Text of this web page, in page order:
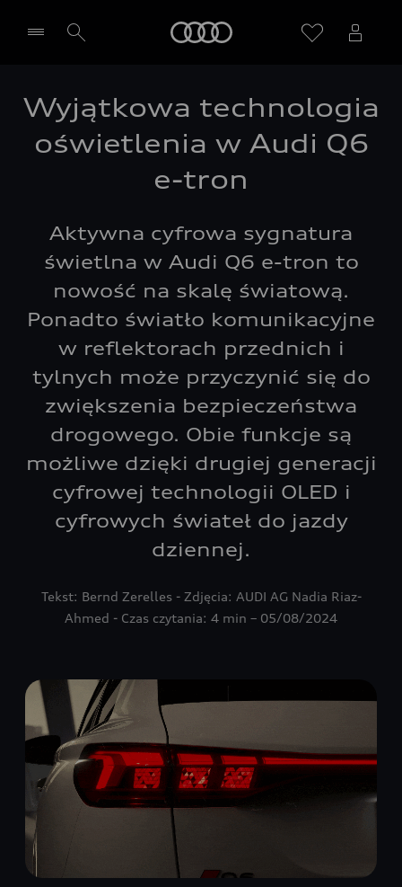
Wybierz Twojego Partnera Audi
Wyjątkowa technologia
oświetlenia w Audi Q6
e-tron
Aktywna cyfrowa sygnatura
świetlna w Audi Q6 e-tron to
nowość na skalę światową.
Ponadto światło komunikacyjne
w reflektorach przednich i
tylnych może przyczynić się do
zwiększenia bezpieczeństwa
drogowego. Obie funkcje są
możliwe dzięki drugiej generacji
cyfrowej technologii OLED i
cyfrowych świateł do jazdy
dziennej.
Tekst: Bernd Zerelles - Zdjęcia: AUDI AG Nadia Riaz-
Ahmed - Czas czytania: 4 min – 05/08/2024